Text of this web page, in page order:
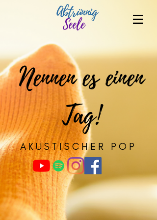
Abtrünnig
Seele
Nennen es einen
Tag!
AKUSTISCHER POP